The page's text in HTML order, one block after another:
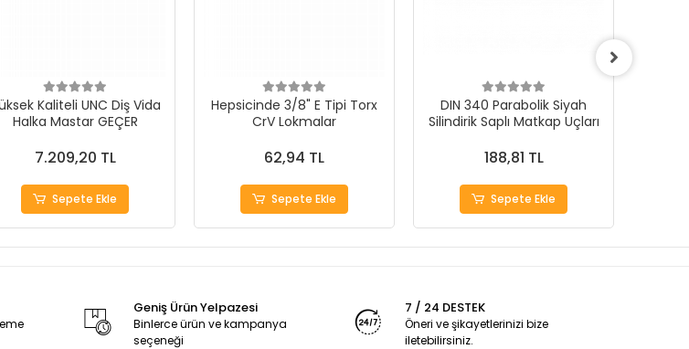
Kaliteli UNC Diş Vida
Halka Mastar GEÇER
7.209,20 TL
Sepete Ekle
Hepsicinde 3/8" E Tipi Torx
CrV Lokmalar
62,94 TL
Sepete Ekle
DIN 340 Parabolik Siyah
Silindirik Saplı Matkap Uçları
188,81 TL
Sepete Ekle
Geniş Ürün Yelpazesi
Binlerce ürün ve kampanya
seçeneği
7 / 24 DESTEK
Öneri ve şikayetlerinizi bize
iletebilirsiniz.